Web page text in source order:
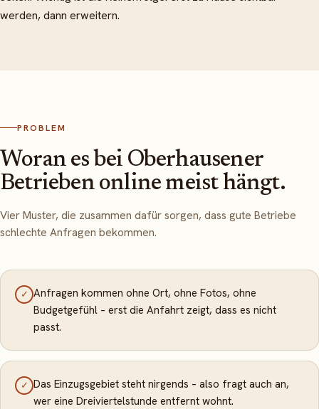
werden, dann erweitern.
PROBLEM
Woran es bei Oberhausener
Betrieben online meist hängt.
Vier Muster, die zusammen dafür sorgen, dass gute Betriebe
schlechte Anfragen bekommen.
✓ Anfragen kommen ohne Ort, ohne Fotos, ohne
Budgetgefühl – erst die Anfahrt zeigt, dass es nicht
passt.
✓ Das Einzugsgebiet steht nirgends – also fragt auch an,
wer eine Dreiviertelstunde entfernt wohnt.